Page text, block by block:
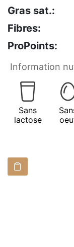
Gras sat.:
Fibres:
ProPoints:
Information
Sans
lactose